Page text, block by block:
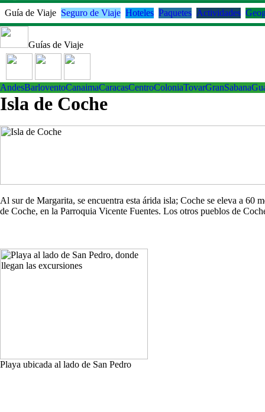
Guía de Viaje Seguro de Viaje Hoteles Paquetes Actividades
Guías de Viaje
AndesBarloventoCanaimaCaracasCentroColoniaTovarGranSabana
Isla de Coche
Al sur de Margarita, se encuentra esta árida isla; Coche se eleva a
de Coche, en la Parroquia Vicente Fuentes. Los otros pueblos de
Playa ubicada al lado de San Pedro